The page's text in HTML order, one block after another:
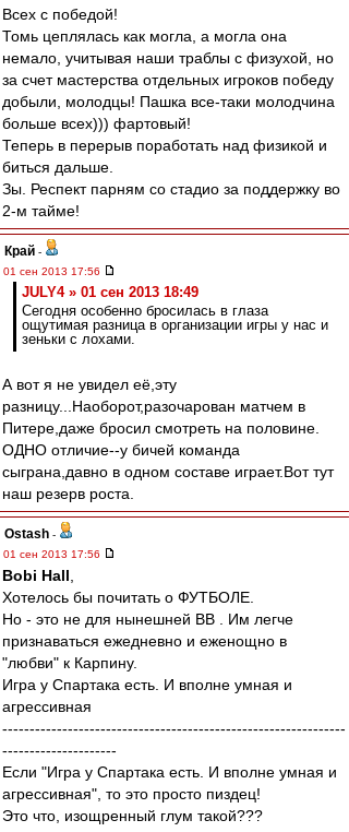
Всех с победой!
Томь цеплялась как могла, а могла она
немало, учитывая наши траблы с физухой, но
за счет мастерства отдельных игроков победу
добыли, молодцы! Пашка все-таки молодчина
больше всех))) фартовый!
Теперь в перерыв поработать над физикой и
биться дальше.
Зы. Респект парням со стадио за поддержку во
2-м тайме!
Край -
01 сен 2013 17:56
JULY4 » 01 сен 2013 18:49
Сегодня особенно бросилась в глаза
ощутимая разница в организации игры у нас и
зеньки с лохами.
А вот я не увидел её,эту
разницу...Наоборот,разочарован матчем в
Питере,даже бросил смотреть на половине.
ОДНО отличие--у бичей команда
сыграна,давно в одном составе играет.Вот тут
наш резерв роста.
Ostash -
01 сен 2013 17:56
Bobi Hall
Хотелось бы почитать о ФУТБОЛЕ.
Но - это не для нынешней ВВ . Им легче
признаваться ежедневно и еженощно в
"любви" к Карпину.
Игра у Спартака есть. И вполне умная и
агрессивная
---------------------------------------------------------------
---------------------
Если "Игра у Спартака есть. И вполне умная и
агрессивная", то это просто пиздец!
Это что, изощренный глум такой???